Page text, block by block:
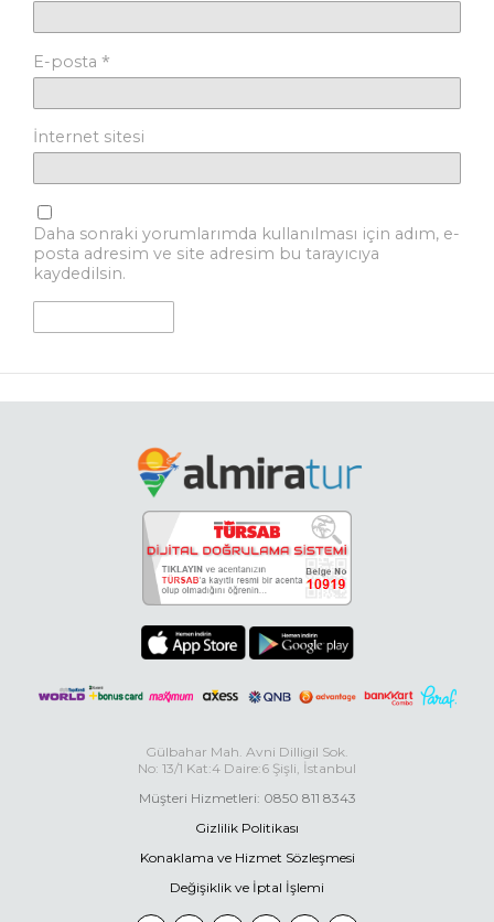
E-posta *
İnternet sitesi
Daha sonraki yorumlarımda kullanılması için adım, e-
posta adresim ve site adresim bu tarayıcıya
kaydedilsin.
Gülbahar Mah. Avni Dilligil Sok.
No: 13/1 Kat:4 Daire:6 Şişli, İstanbul
Müşteri Hizmetleri: 0850 811 8343
Gizlilik Politikası
Konaklama ve Hizmet Sözleşmesi
Değişiklik ve İptal İşlemi